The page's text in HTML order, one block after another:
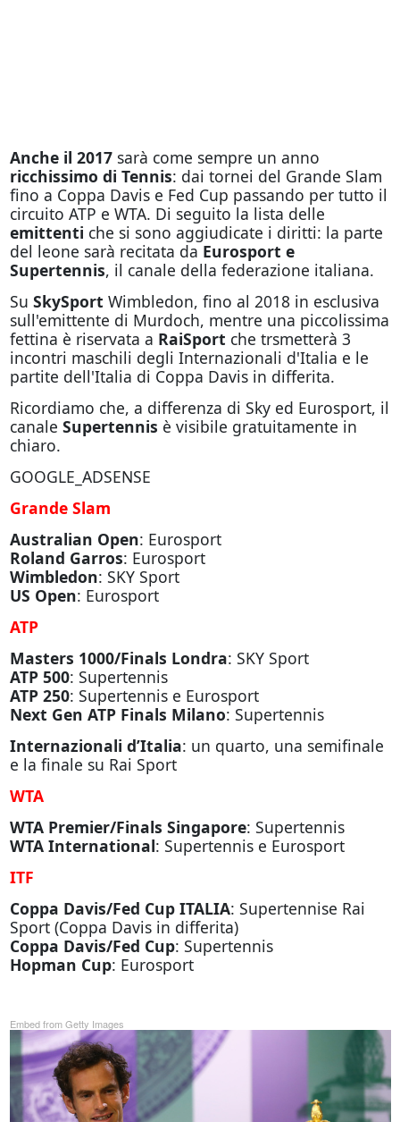
Anche il 2017 sarà come sempre un anno
ricchissimo di Tennis: dai tornei del Grande Slam
fino a Coppa Davis e Fed Cup passando per tutto il
circuito ATP e WTA. Di seguito la lista delle
emittenti che si sono aggiudicate i diritti: la parte
del leone sarà recitata da Eurosport e
Supertennis, il canale della federazione italiana.
Su SkySport Wimbledon, fino al 2018 in esclusiva
sull'emittente di Murdoch, mentre una piccolissima
fettina è riservata a RaiSport che trsmetterà 3
incontri maschili degli Internazionali d'Italia e le
partite dell'Italia di Coppa Davis in differita.
Ricordiamo che, a differenza di Sky ed Eurosport, il
canale Supertennis è visibile gratuitamente in
chiaro.
GOOGLE_ADSENSE
Grande Slam
Australian Open: Eurosport
Roland Garros: Eurosport
Wimbledon: SKY Sport
US Open: Eurosport
ATP
Masters 1000/Finals Londra: SKY Sport
ATP 500: Supertennis
ATP 250: Supertennis e Eurosport
Next Gen ATP Finals Milano: Supertennis
Internazionali d’Italia: un quarto, una semifinale
e la finale su Rai Sport
WTA
WTA Premier/Finals Singapore: Supertennis
WTA International: Supertennis e Eurosport
ITF
Coppa Davis/Fed Cup ITALIA: Supertennise Rai
Sport (Coppa Davis in differita)
Coppa Davis/Fed Cup: Supertennis
Hopman Cup: Eurosport
Embed from Getty Images